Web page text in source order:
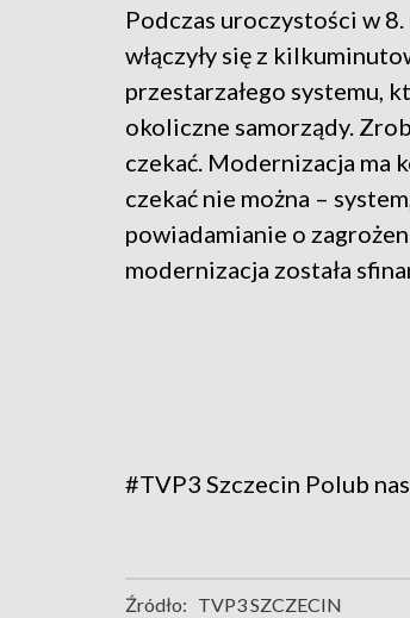
Podczas uroczystości w
włączyły się z
przestarzałego systemu,
okoliczne samorządy.
czekać. Modernizacja ma
czekać nie można –
powiadamianie o
modernizacja została
#TVP3 Szczecin Polub nas
Źródło: TVP3 SZCZECIN